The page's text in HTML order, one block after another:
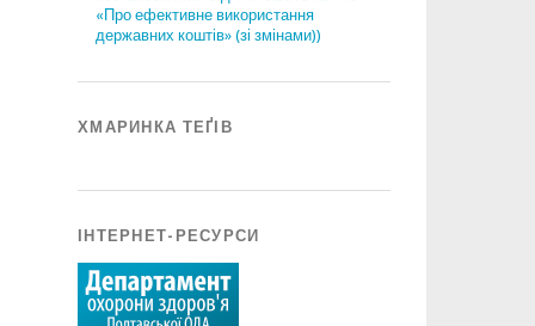
«Про ефективне використання
державних коштів» (зі змінами))
ХМАРИНКА ТЕҐІВ
ІНТЕРНЕТ-РЕСУРСИ